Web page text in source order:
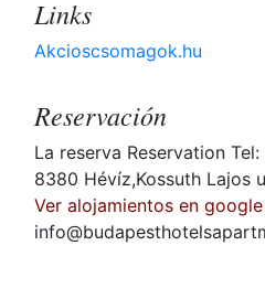
Links
Akcioscsomagok.hu
Reservación
La reserva Reservation
8380 Hévíz,Kossuth Lajos
Ver alojamientos en